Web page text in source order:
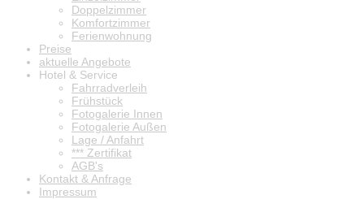
Doppelzimmer
Komfortzimmer
Ferienwohnung
Preise
aktuelle Angebote
Hotel & Service
Fahrradverleih
Frühstück
Fotogalerie Innen
Fotogalerie Außen
Lage / Anfahrt
*** Zertifikat
AGB's
Kontakt & Anfrage
Impressum